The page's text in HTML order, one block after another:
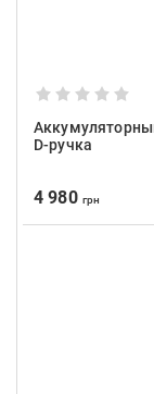
D-ручка
4 980 грн